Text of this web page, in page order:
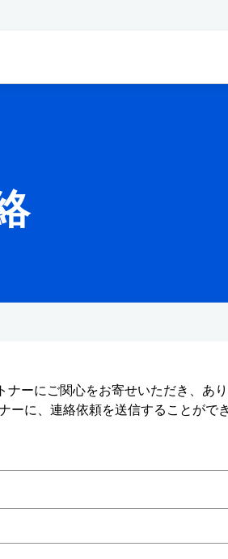
ーにご関心をお寄せいただき、
に、連絡依頼を送信することができ